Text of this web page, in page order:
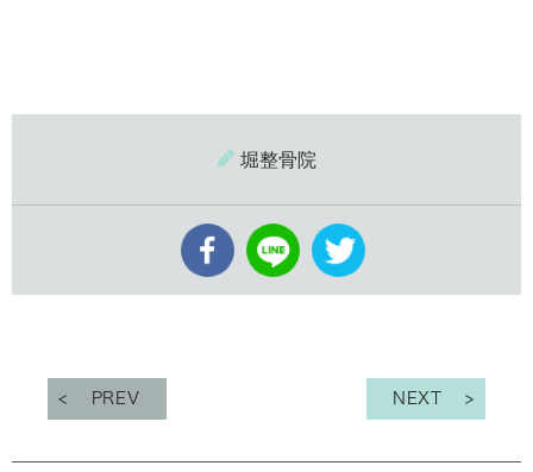
堀整骨院
PREV NEXT